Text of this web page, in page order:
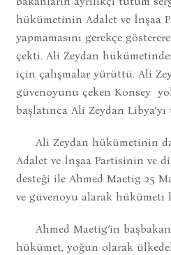
hükümetinin Adalet ve İnşaa
yapmamasını gerekçe
çekti. Ali Zeydan
için çalışmalar yürüttü. Ali
güvenoyunu çeken Konsey
başlatınca Ali Zeydan
Ali Zeydan hükümetinin
Adalet ve İnşaa Partisinin ve
desteği ile Ahmed Maetig 25
ve güvenoyu alarak hükümeti
Ahmed Maetig’in
hükümet, yoğun olarak